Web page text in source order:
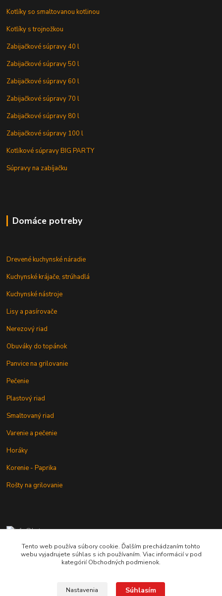
Kotlíky so smaltovanou kotlinou
Kotlíky s trojnožkou
Zabijačkové súpravy 40 l
Zabijačkové súpravy 50 l
Zabijačkové súpravy 60 l
Zabijačkové súpravy 70 l
Zabijačkové súpravy 80 l
Zabijačkové súpravy 100 l
Kotlíkové súpravy BIG PARTY
Súpravy na zabíjačku
Domáce potreby
Drevené kuchynské náradie
Kuchynské krájače, strúhadlá
Kuchynské nástroje
Lisy a pasírovače
Nerezový riad
Obuváky do topánok
Panvice na grilovanie
Pečenie
Plastový riad
Smaltovaný riad
Varenie a pečenie
Horáky
Korenie - Paprika
Rošty na grilovanie
+421 902 212 007
od 8:00 - do 16:00 hod
Tento web používa súbory cookie. Ďalším prechádzaním tohto
webu vyjadrujete súhlas s ich používaním. Viac informácií v pod
kategórií Obchodných podmienok.
Nastavenia Súhlasím